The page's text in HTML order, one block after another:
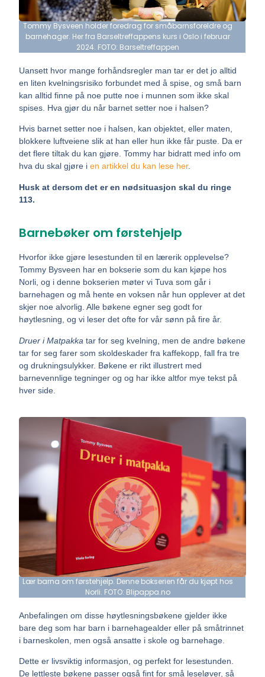
Tommy Bysveen holder foredrag for småbarnsforeldre og
barnehager. Her fra Barseltreffappens kurs i Oslo i februar
2024. FOTO: Barseltreffappen
Uansett hvor mange forhåndsregler man tar er det jo alltid
en liten kvelningsrisiko forbundet med å spise, og små barn
kan alltid finne på noe putte noe i munnen som ikke skal
spises. Hva gjør du når barnet setter noe i halsen?
Hvis barnet setter noe i halsen, kan objektet, eller maten,
blokkere luftveiene slik at han eller hun ikke får puste. Da er
det flere tiltak du kan gjøre. Tommy har bidratt med info om
hva du skal gjøre ien artikkel du kan lese her.
Husk at dersom det er en nødsituasjon skal du ringe
113.
Barnebøker om førstehjelp
Hvorfor ikke gjøre lesestunden til en lærerik opplevelse?
Tommy Bysveen har en bokserie som du kan kjøpe hos
Norli, og i denne bokserien møter vi Tuva som går i
barnehagen og må hente en voksen når hun opplever at det
skjer noe alvorlig. Alle bøkene egner seg godt for
høytlesning, og vi leser det ofte for vår sønn på fire år.
Druer i Matpakka tar for seg kvelning, men de andre bøkene
tar for seg farer som skoldeskader fra kaffekopp, fall fra tre
og drukningsulykker. Bøkene er rikt illustrert med
barnevennlige tegninger og og har ikke altfor mye tekst på
hver side.
Anbefalingen om disse høytlesningsbøkene gjelder ikke
bare deg som har barn i barnehagealder eller på småtrinnet
i barneskolen, men også ansatte i skole og barnehage.
Dette er livsviktig informasjon, og perfekt for lesestunden.
De lettleste bøkene passer også fint for små leseløver, så
Lær barna om førstehjelp. Denne bokserien får du kjøpt hos
Norli. FOTO: Blipappa.no